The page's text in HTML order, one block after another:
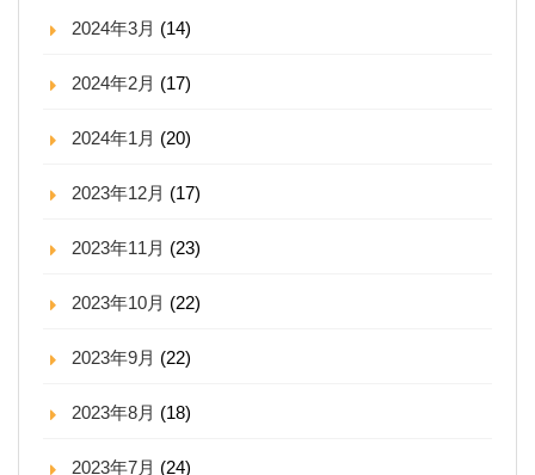
2024年3月 (14)
2024年2月 (17)
2024年1月 (20)
2023年12月 (17)
2023年11月 (23)
2023年10月 (22)
2023年9月 (22)
2023年8月 (18)
2023年7月 (24)